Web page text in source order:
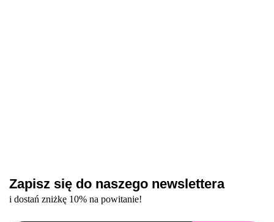
Zapisz się do naszego newslettera
i dostań zniżkę 10% na powitanie!